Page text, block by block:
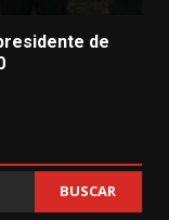
de
BUSCAR